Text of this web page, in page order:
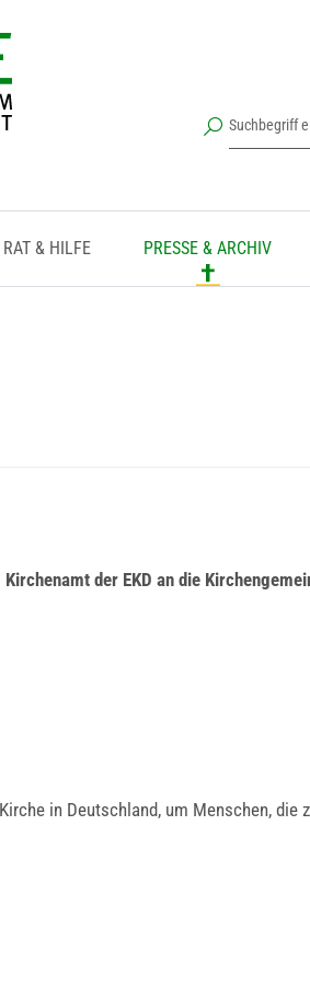
RAT & HILFE PRESSE & ARCHIV
der EKD an die
in Deutschland, um Menschen, die